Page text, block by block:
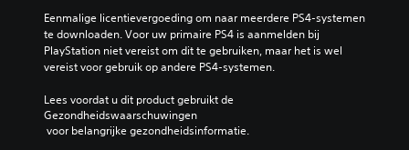
Eenmalige licentievergoeding om naar meerdere PS4-systemen
te downloaden. Voor uw primaire PS4 is aanmelden bij
PlayStation niet vereist om dit te gebruiken, maar het is wel
vereist voor gebruik op andere PS4-systemen.
Lees voordat u dit product gebruikt de
Gezondheidswaarschuwingen
voor belangrijke gezondheidsinformatie.